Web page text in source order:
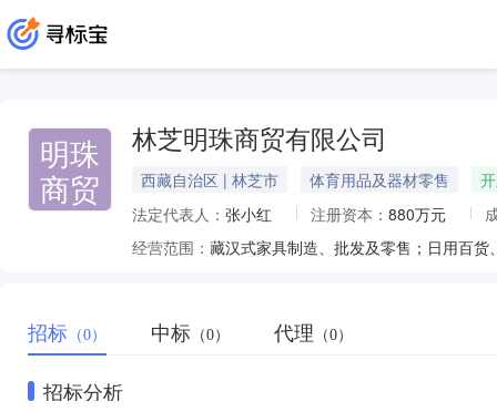
明珠
商贸
林芝明珠商贸有限公司
西藏自治区 | 林芝市 体育用品及器材零售
法定代表人： 张小红 注册资本： 880万元
经营范围：
招标 （0） 中标 （0） 代理 （0）
招标分析